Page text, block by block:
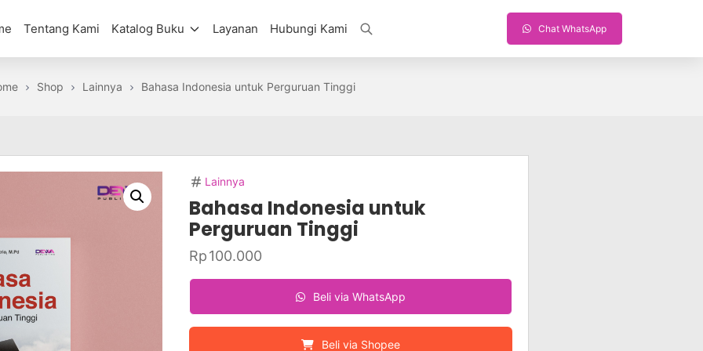
Tentang Kami Katalog Buku Layanan Hubungi Kami Chat WhatsApp
Shop Lainnya Bahasa Indonesia untuk Perguruan Tinggi
Lainnya
Bahasa Indonesia untuk
Perguruan Tinggi
Rp100.000
Beli via WhatsApp
Beli via Shopee